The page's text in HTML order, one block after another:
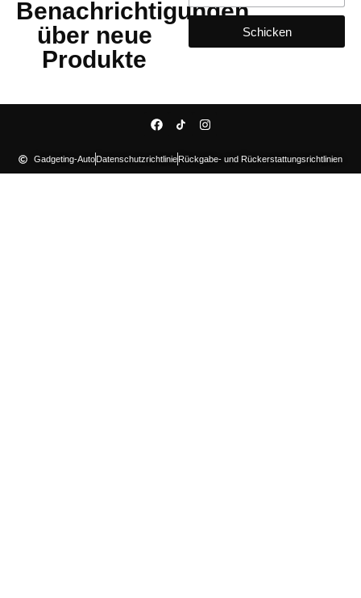
Benachrichtigungen
über neue
Produkte
Schicken
Gadgeting-AutoDatenschutzrichtlinieRückgabe- und Rückerstattungsrichtlinien